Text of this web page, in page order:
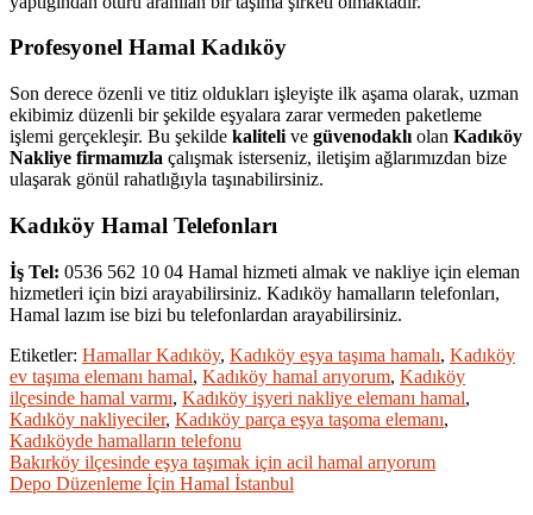
Profesyonel Hamal Kadıköy
Son derece özenli ve titiz oldukları işleyişte ilk aşama olarak, uzman
ekibimiz düzenli bir şekilde eşyalara zarar vermeden paketleme
işlemi gerçekleşir. Bu şekilde kaliteli ve güvenodaklı olan Kadıköy
Nakliye firmamızla çalışmak isterseniz, iletişim ağlarımızdan bize
ulaşarak gönül rahatlığıyla taşınabilirsiniz.
Kadıköy Hamal Telefonları
İş Tel: 0536 562 10 04 Hamal hizmeti almak ve nakliye için eleman
hizmetleri için bizi arayabilirsiniz. Kadıköy hamalların telefonları,
Hamal lazım ise bizi bu telefonlardan arayabilirsiniz.
Etiketler: Hamallar Kadıköy, Kadıköy eşya taşıma hamalı, Kadıköy
ev taşıma elemanı hamal, Kadıköy hamal arıyorum, Kadıköy
ilçesinde hamal varmı, Kadıköy işyeri nakliye elemanı hamal,
Kadıköy nakliyeciler, Kadıköy parça eşya taşoma elemanı,
Kadıköyde hamalların telefonu
Yazı
gezinmesi
Bakırköy ilçesinde eşya taşımak için acil hamal arıyorum
Depo Düzenleme İçin Hamal İstanbul